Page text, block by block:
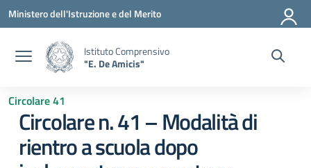
Vai ai contenuti
Vai al menu di navigazione
Vai al footer
Ministero dell'Istruzione e del Merito
Istituto Comprensivo
"E. De Amicis"
Circolare 41
Circolare n. 41 – Modalità di
rientro a scuola dopo